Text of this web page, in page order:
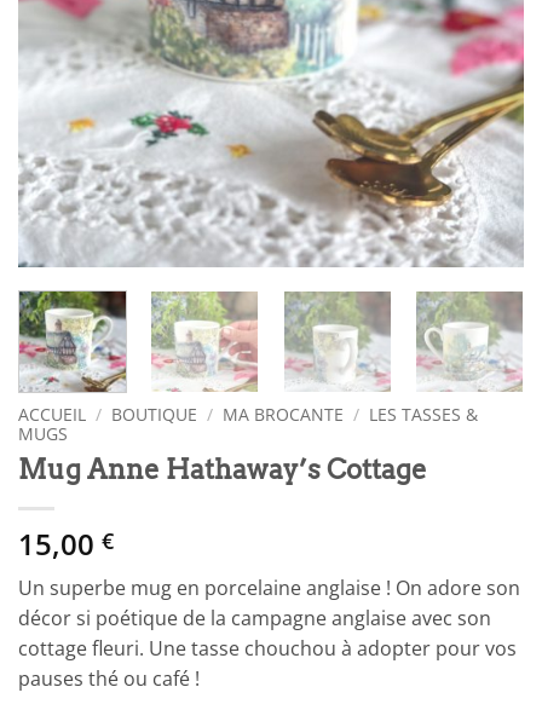
ACCUEIL / BOUTIQUE / MA BROCANTE / LES TASSES &
MUGS
Mug Anne Hathaway’s Cottage
15,00 €
Un superbe mug en porcelaine anglaise ! On adore son
décor si poétique de la campagne anglaise avec son
cottage fleuri. Une tasse chouchou à adopter pour vos
pauses thé ou café !